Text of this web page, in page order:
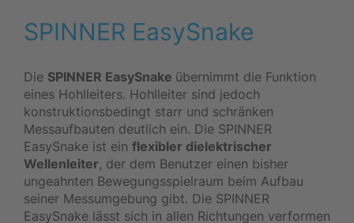
SPINNER EasySnake
Die SPINNER EasySnake übernimmt die Funktion
eines Hohlleiters. Hohlleiter sind jedoch
konstruktionsbedingt starr und schränken
Messaufbauten deutlich ein. Die SPINNER
EasySnake ist ein flexibler dielektrischer
Wellenleiter, der dem Benutzer einen bisher
ungeahnten Bewegungsspielraum beim Aufbau
seiner Messumgebung gibt. Die SPINNER
EasySnake lässt sich in allen Richtungen verformen